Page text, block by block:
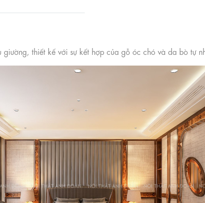
thiết kế với sự kết hợp của gỗ óc chó và da bò tự